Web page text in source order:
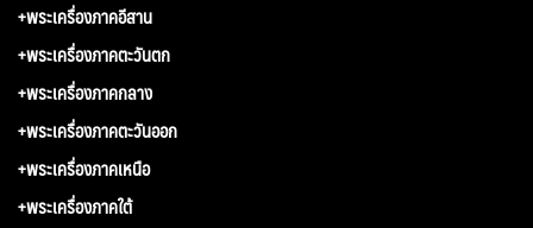
+พระเครื่องภาคอีสาน
+พระเครื่องภาคตะวันตก
+พระเครื่องภาคกลาง
+พระเครื่องภาคตะวันออก
+พระเครื่องภาคเหนือ
+พระเครื่องภาคใต้